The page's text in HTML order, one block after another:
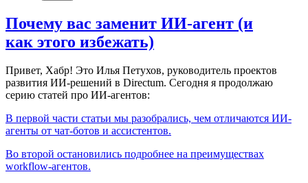
Почему вас заменит ИИ‑агент (и
как этого избежать)
Привет, Хабр! Это Илья Петухов, руководитель проектов
развития ИИ-решений в Directum. Сегодня я продолжаю
серию статей про ИИ-агентов:
В первой части статьи мы разобрались, чем отличаются ИИ-
агенты от чат-ботов и ассистентов.
Во второй остановились подробнее на преимуществах
workflow-агентов.